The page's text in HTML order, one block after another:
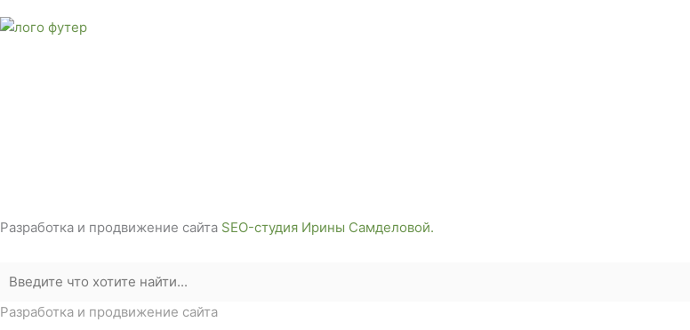
Разработка и продвижение сайта SEO-студия Ирины Самделовой.
Разработка и продвижение сайта